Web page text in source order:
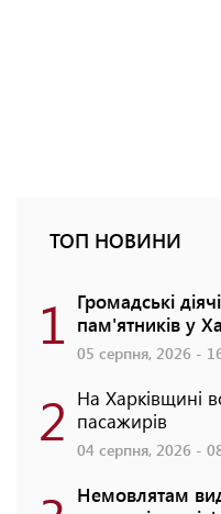
ТОП НОВИНИ
1 Громадські
пам'ятників у
05 серпня, 2026 -
2 На Харківщині
пасажирів
04 серпня, 2026 -
Немовлятам